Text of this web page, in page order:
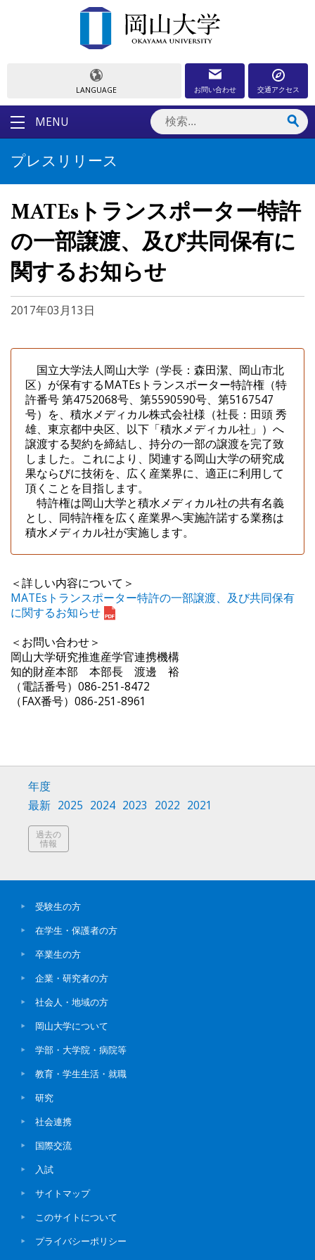
LANGUAGE お問い合わせ 交通アクセス
MENU
プレスリリース
MATEsトランスポーター特許
の一部譲渡、及び共同保有に
関するお知らせ
2017年03月13日
国立大学法人岡山大学（学長：森田潔、岡山市北
区）が保有するMATEsトランスポーター特許権（特
許番号 第4752068号、第5590590号、第5167547
号）を、積水メディカル株式会社様（社長：田頭 秀
雄、東京都中央区、以下「積水メディカル社」）へ
譲渡する契約を締結し、持分の一部の譲渡を完了致
しました。これにより、関連する岡山大学の研究成
果ならびに技術を、広く産業界に、適正に利用して
頂くことを目指します。
特許権は岡山大学と積水メディカル社の共有名義
とし、同特許権を広く産業界へ実施許諾する業務は
積水メディカル社が実施します。
＜詳しい内容について＞
MATEsトランスポーター特許の一部譲渡、及び共同保有
に関するお知らせ
＜お問い合わせ＞
岡山大学研究推進産学官連携機構
知的財産本部 本部長 渡邊 裕
（電話番号）086-251-8472
（FAX番号）086-251-8961
年度
最新 2025 2024 2023 2022 2021
過去の
情報
受験生の方
在学生・保護者の方
卒業生の方
企業・研究者の方
社会人・地域の方
岡山大学について
学部・大学院・病院等
教育・学生生活・就職
研究
社会連携
国際交流
入試
サイトマップ
このサイトについて
プライバシーポリシー